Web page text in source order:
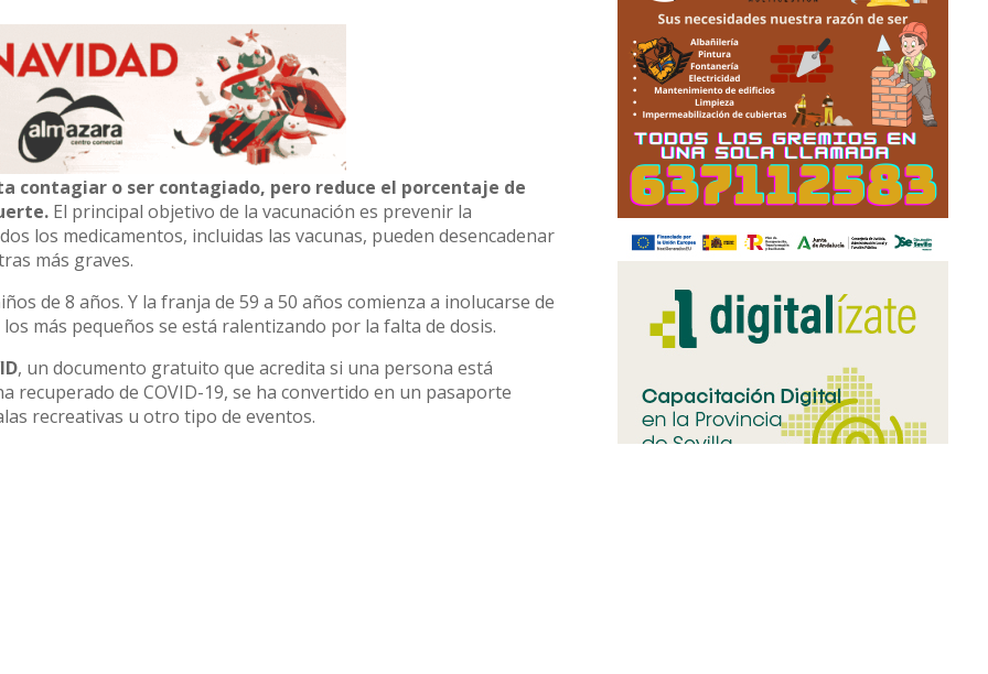
contagiar o ser contagiado, pero reduce el porcentaje de
El principal objetivo de la vacunación es prevenir la
los medicamentos, incluidas las vacunas, pueden desencadenar
más graves.
de 8 años. Y la franja de 59 a 50 años comienza a inolucarse de
más pequeños se está ralentizando por la falta de dosis.
, un documento gratuito que acredita si una persona está
recuperado de COVID-19, se ha convertido en un pasaporte
recreativas u otro tipo de eventos.